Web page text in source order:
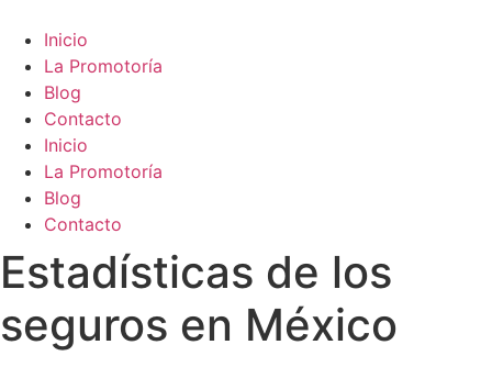
contenido
Inicio
La Promotoría
Blog
Contacto
Inicio
La Promotoría
Blog
Contacto
Estadísticas de los
seguros en México